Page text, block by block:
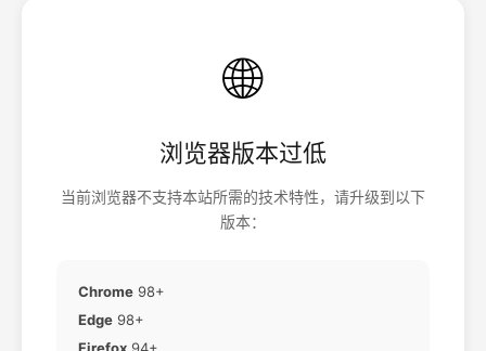
🌐
浏览器版本过低
当前浏览器不支持本站所需的技术特性，请升级到以下
版本：
Chrome 98+
Edge 98+